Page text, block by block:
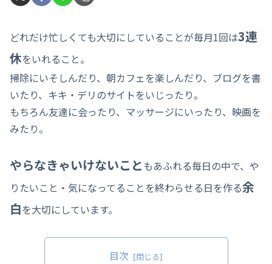
どれだけ忙しくても大切にしていることが毎月1回は3連
休をいれること。
掃除にいそしんだり、朝カフェを楽しんだり、ブログを書
いたり、キキ・デリのサイトをいじったり。
もちろん友達に会ったり、マッサージにいったり、映画を
みたり。
やらなきゃいけないこともあふれる毎日の中で、や
りたいこと・気になってることを終わらせる日を作る余
白を大切にしています。
目次